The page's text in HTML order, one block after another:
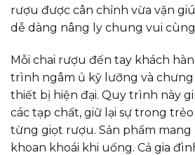
rượu được cân chỉnh vừa vặn
dễ dàng nâng ly chung vui
Mỗi chai rượu đến tay khách
trình ngâm ủ kỹ lưỡng và
thiết bị hiện đại. Quy trình này
các tạp chất, giữ lại sự trong
từng giọt rượu. Sản phẩm mang
khoan khoái khi uống. Cả gia